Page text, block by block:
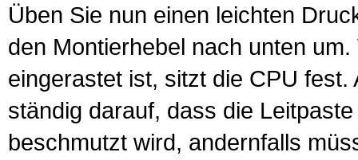
Üben Sie nun einen leichten
den Montierhebel nach unten
eingerastet ist, sitzt die CPU
ständig darauf, dass die
beschmutzt wird, andernfalls